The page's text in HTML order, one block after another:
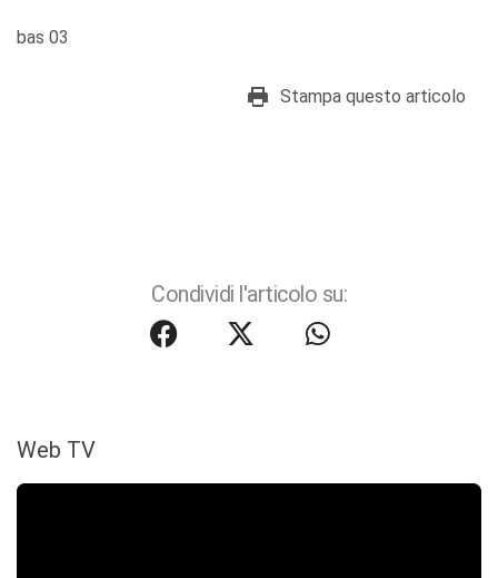
bas 03
Stampa questo articolo
Condividi l'articolo su:
Web TV